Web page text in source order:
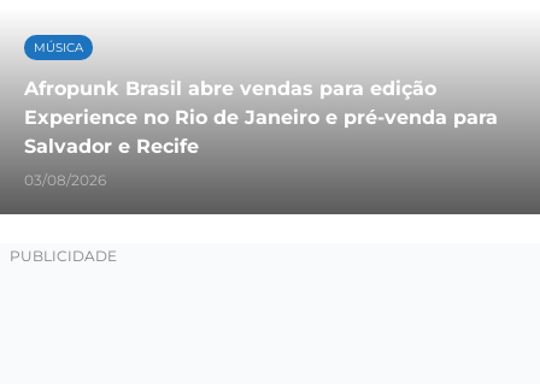
MÚSICA
Afropunk Brasil abre vendas para edição
Experience no Rio de Janeiro e pré-venda para
Salvador e Recife
03/08/2026